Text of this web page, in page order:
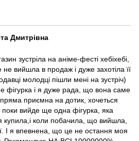
Дмитрівна
зустріла на аніме-фесті хебіхебі,
вийшла в продаж і дуже захотіла її
молодці пішли мені на зустріч)
фігурка і я дуже рада, що вона саме
приємна на дотик, хочеться
поки вийде ще одна фігурка, яка
купила,і коли побачила, що вийшла,
І я впевнена, що це не остання моя